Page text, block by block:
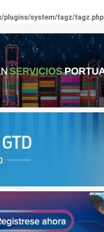
plugins/system/tagz/tagz.php